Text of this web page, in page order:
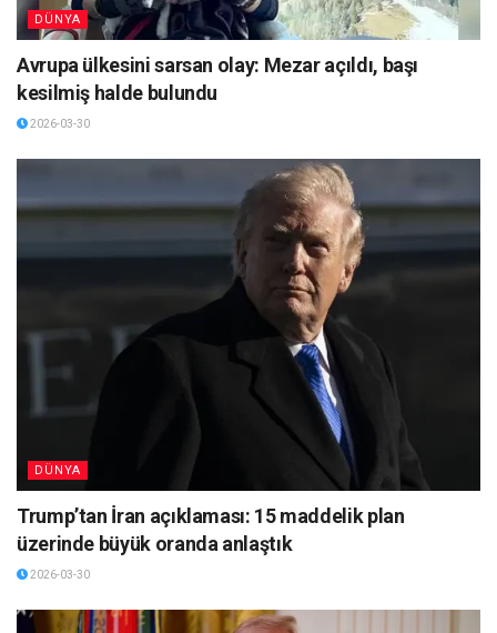
DÜNYA
Avrupa ülkesini sarsan olay: Mezar açıldı, başı
kesilmiş halde bulundu
2026-03-30
DÜNYA
Trump’tan İran açıklaması: 15 maddelik plan
üzerinde büyük oranda anlaştık
2026-03-30